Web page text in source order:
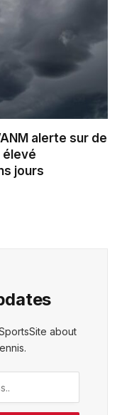
alerte sur de
élevé
jours
about